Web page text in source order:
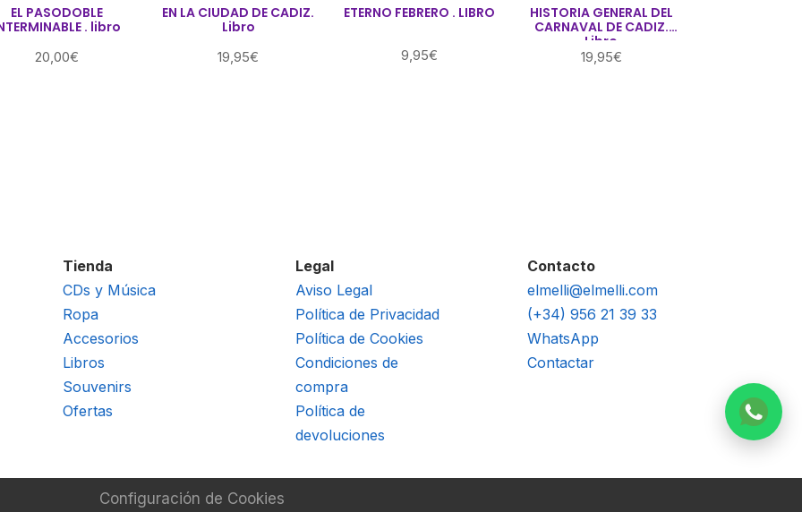
EL PASODOBLE
. libro
20,00€
EN LA CIUDAD DE CADIZ.
Libro
19,95€
ETERNO FEBRERO . LIBRO
9,95€
HISTORIA GENERAL DEL
CARNAVAL DE CADIZ.
Libro
19,95€
Tienda
CDs y Música
Ropa
Accesorios
Libros
Souvenirs
Ofertas
Legal
Aviso Legal
Política de Privacidad
Política de Cookies
Condiciones de
compra
Política de
devoluciones
Contacto
elmelli@elmelli.com
(+34) 956 21 39 33
WhatsApp
Contactar
Configuración de Cookies